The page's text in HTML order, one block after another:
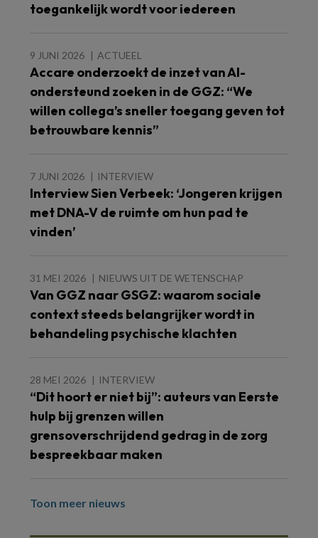
toegankelijk wordt voor iedereen
9 JUNI 2026 ACTUEEL
Accare onderzoekt de inzet van AI-
ondersteund zoeken in de GGZ: “We
willen collega’s sneller toegang geven tot
betrouwbare kennis”
7 JUNI 2026 INTERVIEW
Interview Sien Verbeek: ‘Jongeren krijgen
met DNA-V de ruimte om hun pad te
vinden’
31 MEI 2026 NIEUWS UIT DE WETENSCHAP
Van GGZ naar GSGZ: waarom sociale
context steeds belangrijker wordt in
behandeling psychische klachten
28 MEI 2026 INTERVIEW
“Dit hoort er niet bij”: auteurs van Eerste
hulp bij grenzen willen
grensoverschrijdend gedrag in de zorg
bespreekbaar maken
Toon meer nieuws